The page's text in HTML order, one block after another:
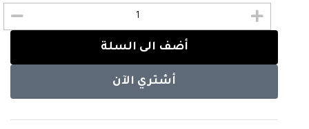
أضف الى السلة
أشتري الآن